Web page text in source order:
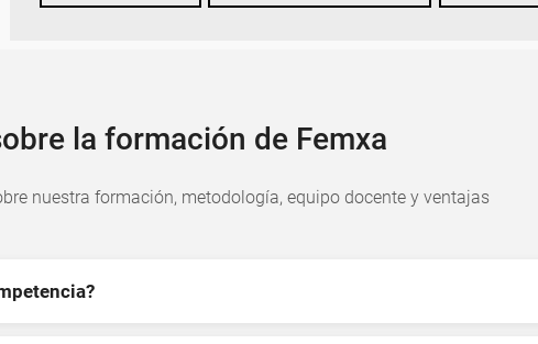
la formación de Femxa
nuestra formación, metodología, equipo docente y ventajas